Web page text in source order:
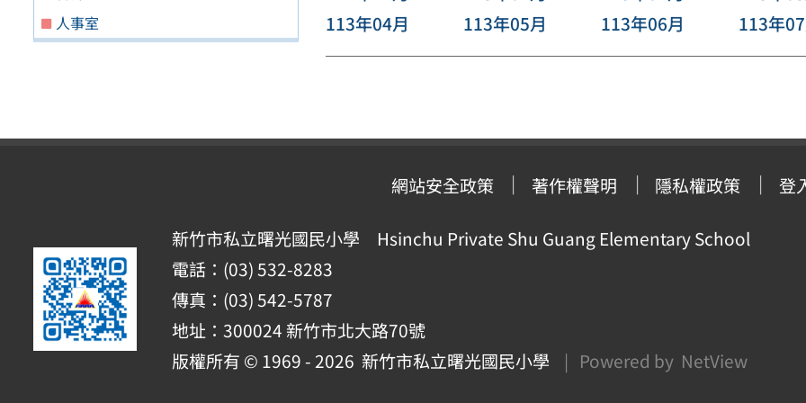
人事室
113年04月
113年05月 113年06月 113年
網站安全政策 著作權聲明 隱私權政策 登
新竹市私立曙光國民小學 Hsinchu Private Shu Guang Elementary School
電話：(03) 532-8283
傳真：(03) 542-5787
地址：300024 新竹市北大路70號
版權所有 © 1969 - 2026 新竹市私立曙光國民小學 | Powered by NetView